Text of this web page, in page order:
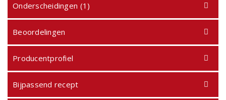
Onderscheidingen (1)
Beoordelingen
Producentprofiel
Bijpassend recept